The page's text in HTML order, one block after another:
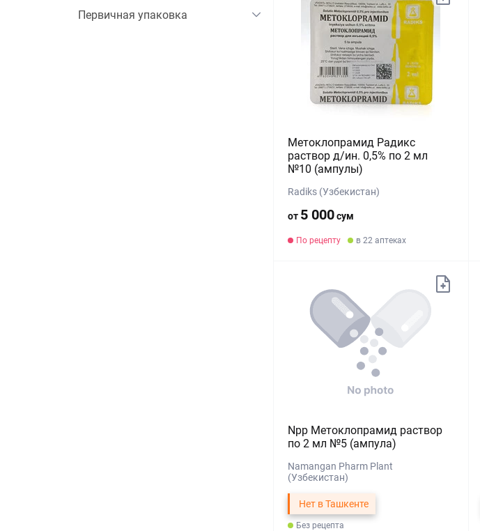
Первичная упаковка
Метоклопрамид Радикс
раствор д/ин. 0,5% по 2 мл
№10 (ампулы)
Radiks (Узбекистан)
от 5 000сум
По рецепту в 22 аптеках
Npp Метоклопрамид раствор
по 2 мл №5 (ампула)
Namangan Pharm Plant
(Узбекистан)
Нет в Ташкенте
Без рецепта